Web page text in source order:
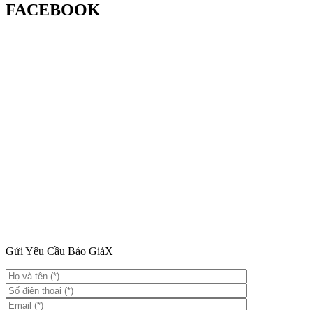
FACEBOOK
Gửi Yêu Cầu Báo GiáX